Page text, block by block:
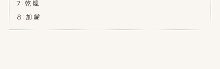
7:乾燥
8:加齢